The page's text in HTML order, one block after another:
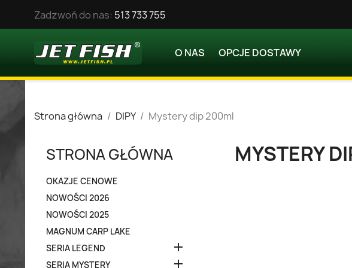
Zadzwoń do nas: 513 733 755
O NAS OPCJE DOSTAWY
Strona główna DIPY Mystery dip 200ml
STRONA GŁÓWNA
OKAZJE CENOWE
NOWOŚCI 2026
NOWOŚCI 2025
MAGNUM CARP LAKE
SERIA LEGEND

SERIA MYSTERY 
MYSTERY